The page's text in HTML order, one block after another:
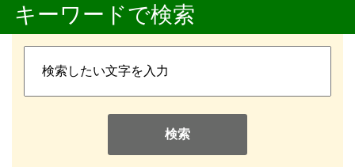
キーワードで検索
検索